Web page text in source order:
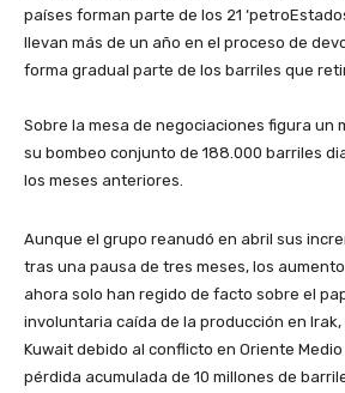
países forman parte de los 21
llevan más de un año en el proceso de
forma gradual parte de los barriles que
​Sobre la mesa de negociaciones figura un
su bombeo conjunto de 188.000 barriles
los meses anteriores.
​Aunque el grupo reanudó en abril sus
tras una pausa de tres meses, los
ahora solo han regido de facto sobre el
involuntaria caída de la producción en Irak,
Kuwait debido al conflicto en Oriente
pérdida acumulada de 10 millones de